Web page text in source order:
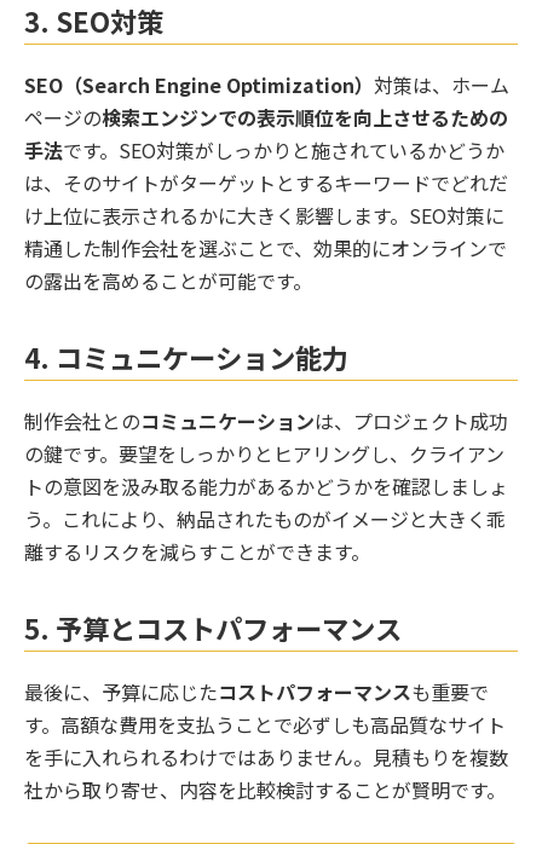
3. SEO対策
SEO（Search Engine Optimization） 対策は、ホーム
ページの検索エンジンでの表示順位を向上させるための
手法です。SEO対策がしっかりと施されているかどうか
は、そのサイトがターゲットとするキーワードでどれだ
け上位に表示されるかに大きく影響します。SEO対策に
精通した制作会社を選ぶことで、効果的にオンラインで
の露出を高めることが可能です。
4. コミュニケーション能力
制作会社とのコミュニケーションは、プロジェクト成功
の鍵です。要望をしっかりとヒアリングし、クライアン
トの意図を汲み取る能力があるかどうかを確認しましょ
う。これにより、納品されたものがイメージと大きく乖
離するリスクを減らすことができます。
5. 予算とコストパフォーマンス
最後に、予算に応じたコストパフォーマンスも重要で
す。高額な費用を支払うことで必ずしも高品質なサイト
を手に入れられるわけではありません。見積もりを複数
社から取り寄せ、内容を比較検討することが賢明です。